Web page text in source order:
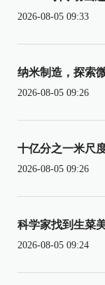
2026-08-05 09:33
纳米制造，探索
2026-08-05 09:26
十亿分之一米尺
2026-08-05 09:26
科学家找到生菜
2026-08-05 09:24